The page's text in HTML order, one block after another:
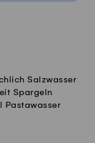
Salzwasser
Spargeln
Pastawasser